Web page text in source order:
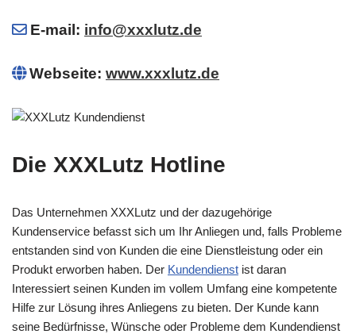
E-mail: info@xxxlutz.de
Webseite: www.xxxlutz.de
Die XXXLutz Hotline
Das Unternehmen XXXLutz und der dazugehörige
Kundenservice befasst sich um Ihr Anliegen und, falls Probleme
entstanden sind von Kunden die eine Dienstleistung oder ein
Produkt erworben haben. Der Kundendienst ist daran
Interessiert seinen Kunden im vollem Umfang eine kompetente
Hilfe zur Lösung ihres Anliegens zu bieten. Der Kunde kann
seine Bedürfnisse, Wünsche oder Probleme dem Kundendienst